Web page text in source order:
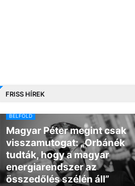
FRISS HÍREK
BELFÖLD
Magyar Péter megint csak
visszamutogat: „Orbánék
tudták, hogy a magyar
energiarendszer az
összedőlés szélén áll”